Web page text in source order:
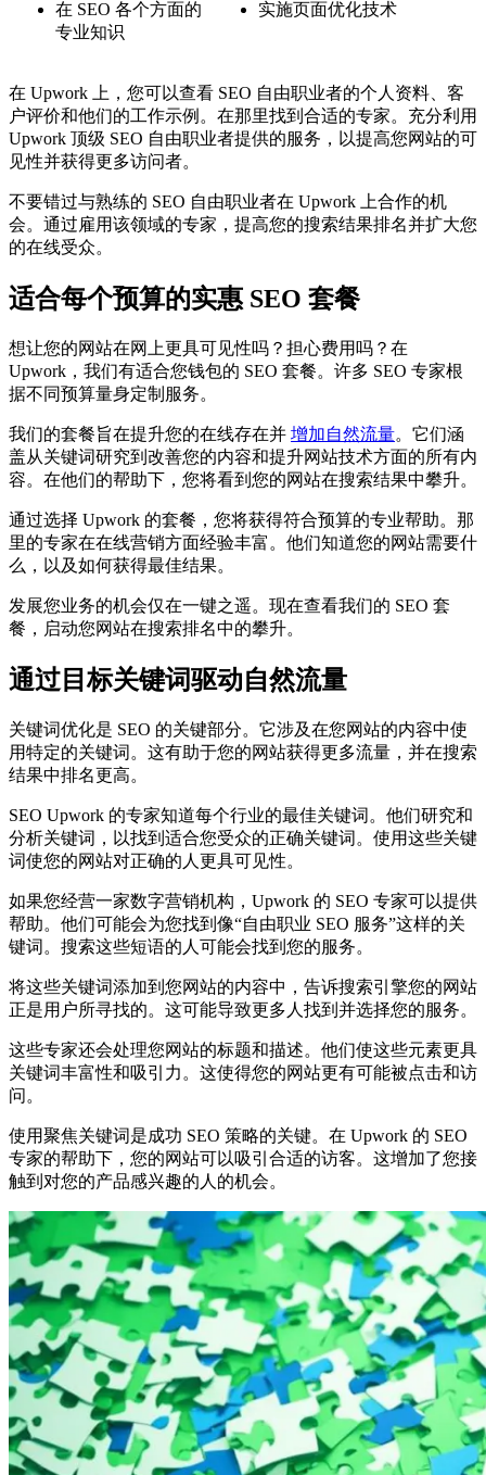
在 SEO 各个方面的
专业知识
实施页面优化技术
在 Upwork 上，您可以查看 SEO 自由职业者的个人资料、客
户评价和他们的工作示例。在那里找到合适的专家。充分利用
Upwork 顶级 SEO 自由职业者提供的服务，以提高您网站的可
见性并获得更多访问者。
不要错过与熟练的 SEO 自由职业者在 Upwork 上合作的机
会。通过雇用该领域的专家，提高您的搜索结果排名并扩大您
的在线受众。
适合每个预算的实惠 SEO 套餐
想让您的网站在网上更具可见性吗？担心费用吗？在
Upwork，我们有适合您钱包的 SEO 套餐。许多 SEO 专家根
据不同预算量身定制服务。
我们的套餐旨在提升您的在线存在并 增加自然流量。它们涵
盖从关键词研究到改善您的内容和提升网站技术方面的所有内
容。在他们的帮助下，您将看到您的网站在搜索结果中攀升。
通过选择 Upwork 的套餐，您将获得符合预算的专业帮助。那
里的专家在在线营销方面经验丰富。他们知道您的网站需要什
么，以及如何获得最佳结果。
发展您业务的机会仅在一键之遥。现在查看我们的 SEO 套
餐，启动您网站在搜索排名中的攀升。
通过目标关键词驱动自然流量
关键词优化是 SEO 的关键部分。它涉及在您网站的内容中使
用特定的关键词。这有助于您的网站获得更多流量，并在搜索
结果中排名更高。
SEO Upwork 的专家知道每个行业的最佳关键词。他们研究和
分析关键词，以找到适合您受众的正确关键词。使用这些关键
词使您的网站对正确的人更具可见性。
如果您经营一家数字营销机构，Upwork 的 SEO 专家可以提供
帮助。他们可能会为您找到像“自由职业 SEO 服务”这样的关
键词。搜索这些短语的人可能会找到您的服务。
将这些关键词添加到您网站的内容中，告诉搜索引擎您的网站
正是用户所寻找的。这可能导致更多人找到并选择您的服务。
这些专家还会处理您网站的标题和描述。他们使这些元素更具
关键词丰富性和吸引力。这使得您的网站更有可能被点击和访
问。
使用聚焦关键词是成功 SEO 策略的关键。在 Upwork 的 SEO
专家的帮助下，您的网站可以吸引合适的访客。这增加了您接
触到对您的产品感兴趣的人的机会。